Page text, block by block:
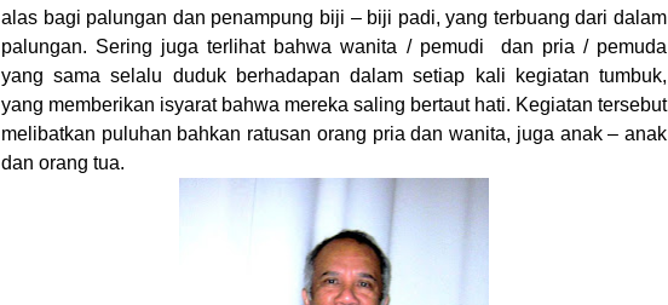
alas bagi palungan dan penampung biji – biji padi, yang terbuang dari dalam
palungan. Sering juga terlihat bahwa wanita / pemudi dan pria / pemuda
yang sama selalu duduk berhadapan dalam setiap kali kegiatan tumbuk,
yang memberikan isyarat bahwa mereka saling bertaut hati. Kegiatan tersebut
melibatkan puluhan bahkan ratusan orang pria dan wanita, juga anak – anak
dan orang tua.